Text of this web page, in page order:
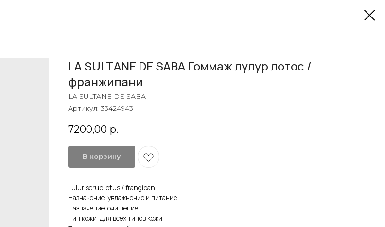
LA SULTANE DE SABA Гоммаж лулур лотос /
франжипани
LA SULTANE DE SABA
Артикул: 33424943
7200,00 р.
В корзину
Lulur scrub lotus / frangipani
Назначение: увлажнение и питание
Назначение: очищение
Тип кожи: для всех типов кожи